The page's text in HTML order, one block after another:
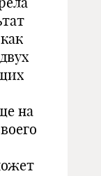
на